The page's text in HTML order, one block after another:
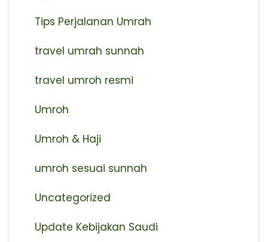
Tips Perjalanan Umrah
travel umrah sunnah
travel umroh resmi
Umroh
Umroh & Haji
umroh sesuai sunnah
Uncategorized
Update Kebijakan Saudi